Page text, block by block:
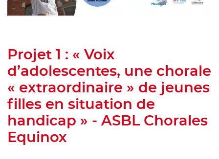
Projet 1 : « Voix
d’adolescentes, une chorale
« extraordinaire » de jeunes
filles en situation de
handicap » - ASBL Chorales
Equinox